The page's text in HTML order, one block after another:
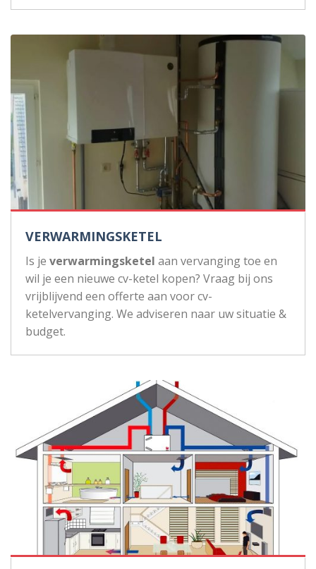
VERWARMINGSKETEL
Is je verwarmingsketel aan vervanging toe en
wil je een nieuwe cv-ketel kopen? Vraag bij ons
vrijblijvend een offerte aan voor cv-
ketelvervanging. We adviseren naar uw situatie &
budget.